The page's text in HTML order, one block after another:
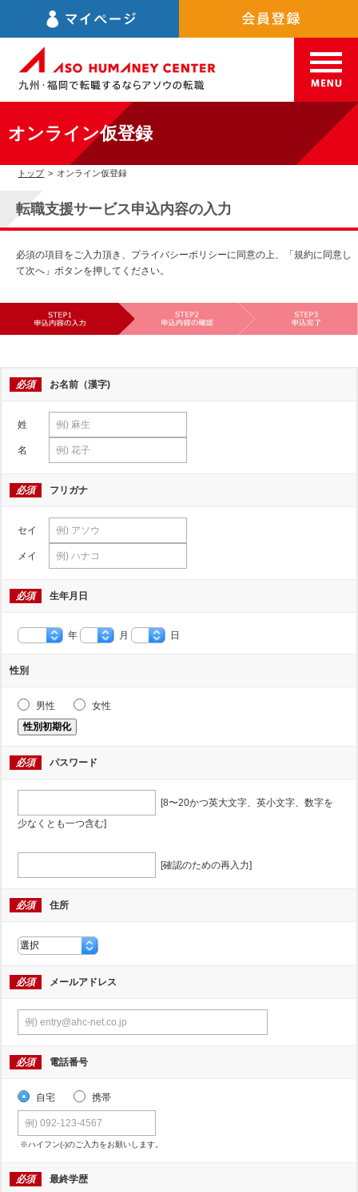
オンライン仮登録
トップ > オンライン仮登録
転職支援サービス申込内容の入力
必須の項目をご入力頂き、プライバシーポリシーに同意の上、「規約に同意し
て次へ」ボタンを押してください。
必須 お名前（漢字)
姓
名
必須 フリガナ
セイ
メイ
必須 生年月日
年 月 日
性別
男性
女性
性別初期化
必須 パスワード
[8〜20かつ英大文字、英小文字、数字を
少なくとも一つ含む]
[確認のための再入力]
必須 住所
必須 メールアドレス
必須 電話番号
自宅 携帯
※ハイフン(-)のご入力をお願いします。
必須 最終学歴